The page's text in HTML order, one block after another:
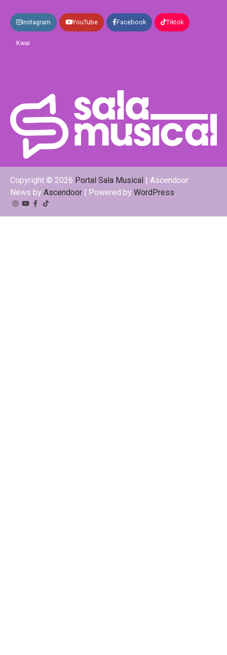
Instagram YouTube Facebook Tiktok
Kwai
Copyright © 2026 Portal Sala Musical
| Ascendoor
News by Ascendoor | Powered by WordPress.
Instagram
YouTube
Facebook
Tiktok